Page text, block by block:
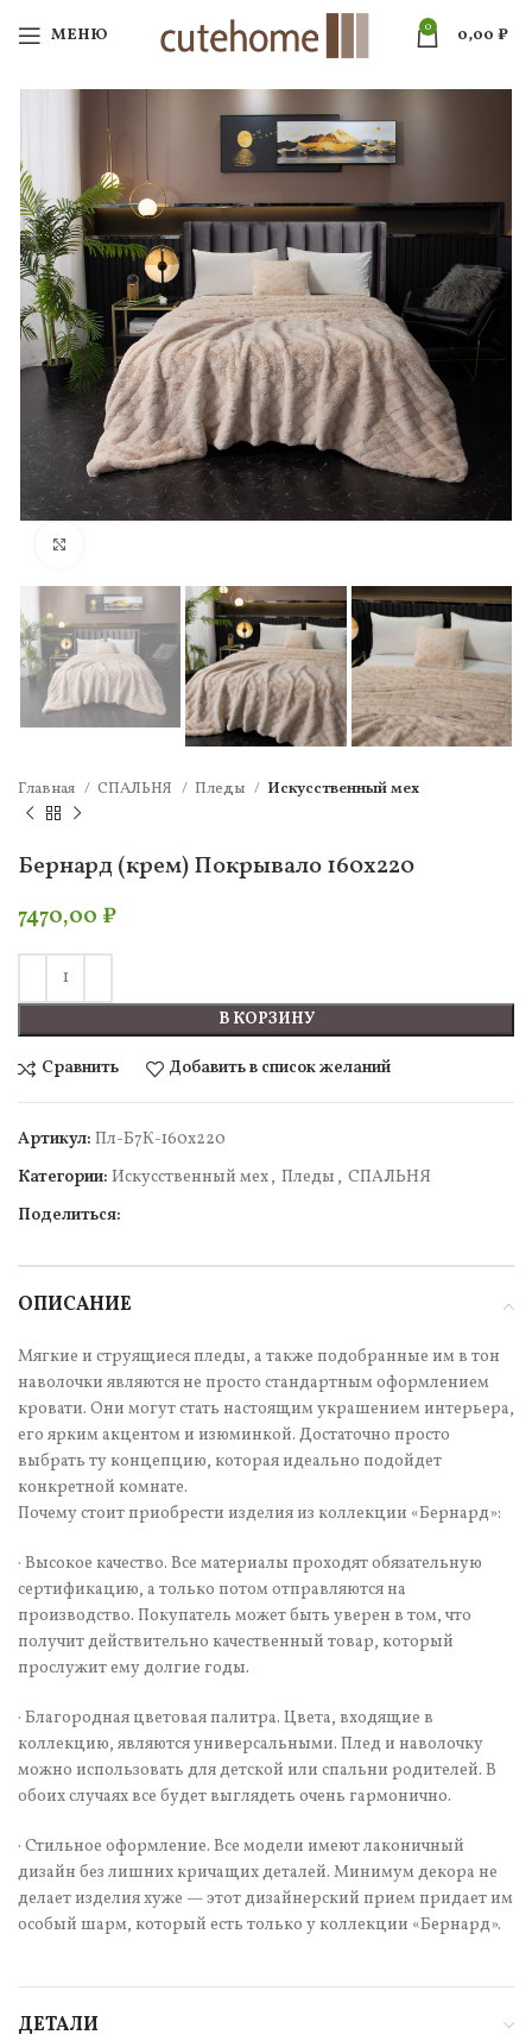
МЕНЮ 0 0,00 ₽
Главная СПАЛЬНЯ Пледы Искусcтвенный мех
Бернард (крем) Покрывало 160х220
7470,00 ₽
В КОРЗИНУ
Сравнить Добавить в список желаний
Артикул: Пл-Б7К-160х220
Категории: Искусcтвенный мех, Пледы , СПАЛЬНЯ
Поделиться:
ОПИСАНИЕ
Мягкие и струящиеся пледы, а также подобранные им в тон
наволочки являются не просто стандартным оформлением
кровати. Они могут стать настоящим украшением интерьера,
его ярким акцентом и изюминкой. Достаточно просто
выбрать ту концепцию, которая идеально подойдет
конкретной комнате.
Почему стоит приобрести изделия из коллекции «Бернард»:
· Высокое качество. Все материалы проходят обязательную
сертификацию, а только потом отправляются на
производство. Покупатель может быть уверен в том, что
получит действительно качественный товар, который
прослужит ему долгие годы.
· Благородная цветовая палитра. Цвета, входящие в
коллекцию, являются универсальными. Плед и наволочку
можно использовать для детской или спальни родителей. В
обоих случаях все будет выглядеть очень гармонично.
· Стильное оформление. Все модели имеют лаконичный
дизайн без лишних кричащих деталей. Минимум декора не
делает изделия хуже — этот дизайнерский прием придает им
особый шарм, который есть только у коллекции «Бернард».
ДЕТАЛИ